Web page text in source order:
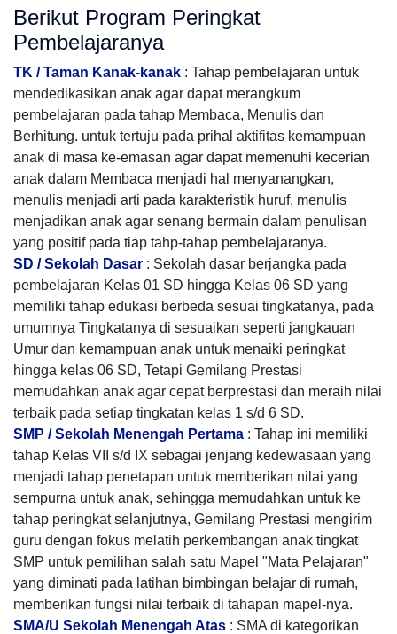
Berikut Program Peringkat
Pembelajaranya
TK / Taman Kanak-kanak : Tahap pembelajaran untuk
mendedikasikan anak agar dapat merangkum
pembelajaran pada tahap Membaca, Menulis dan
Berhitung. untuk tertuju pada prihal aktifitas kemampuan
anak di masa ke-emasan agar dapat memenuhi kecerian
anak dalam Membaca menjadi hal menyanangkan,
menulis menjadi arti pada karakteristik huruf, menulis
menjadikan anak agar senang bermain dalam penulisan
yang positif pada tiap tahp-tahap pembelajaranya.
SD / Sekolah Dasar : Sekolah dasar berjangka pada
pembelajaran Kelas 01 SD hingga Kelas 06 SD yang
memiliki tahap edukasi berbeda sesuai tingkatanya, pada
umumnya Tingkatanya di sesuaikan seperti jangkauan
Umur dan kemampuan anak untuk menaiki peringkat
hingga kelas 06 SD, Tetapi Gemilang Prestasi
memudahkan anak agar cepat berprestasi dan meraih nilai
terbaik pada setiap tingkatan kelas 1 s/d 6 SD.
SMP / Sekolah Menengah Pertama : Tahap ini memiliki
tahap Kelas VII s/d IX sebagai jenjang kedewasaan yang
menjadi tahap penetapan untuk memberikan nilai yang
sempurna untuk anak, sehingga memudahkan untuk ke
tahap peringkat selanjutnya, Gemilang Prestasi mengirim
guru dengan fokus melatih perkembangan anak tingkat
SMP untuk pemilihan salah satu Mapel "Mata Pelajaran"
yang diminati pada latihan bimbingan belajar di rumah,
memberikan fungsi nilai terbaik di tahapan mapel-nya.
SMA/U Sekolah Menengah Atas : SMA di kategorikan